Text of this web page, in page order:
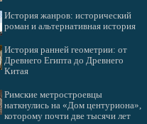
История жанров: исторический
роман и альтернативная история
История ранней геометрии: от
Древнего Египта до Древнего
Китая
Римские метростроевцы
наткнулись на «Дом центуриона»,
которому почти две тысячи лет